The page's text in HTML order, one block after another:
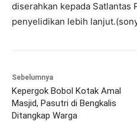
diserahkan kepada Satlantas
penyelidikan lebih
Sebelumnya
Kepergok Bobol Kotak Amal
Masjid, Pasutri di Bengkalis
Ditangkap Warga